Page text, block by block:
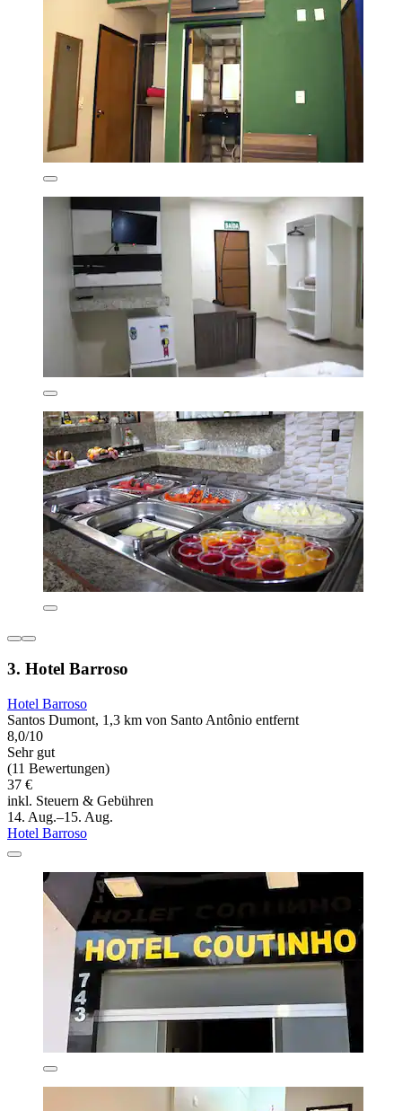
3. Hotel Barroso
Hotel Barroso
Santos Dumont, 1,3 km von Santo Antônio entfernt
8,0/10
Sehr gut
(11 Bewertungen)
37 €
inkl. Steuern & Gebühren
14. Aug.–15. Aug.
Hotel Barroso